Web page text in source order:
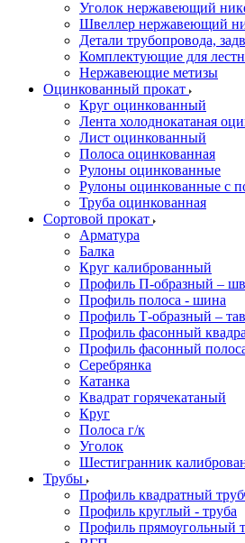
Уголок нержавеющий
Швеллер нержавеющий
Детали трубопровода,
Комплектующие для
Нержавеющие метизы
Оцинкованный прокат
Круг оцинкованный
Лента холоднокатаная
Лист оцинкованный
Полоса оцинкованная
Рулоны оцинкованные
Рулоны оцинкованные с
Труба оцинкованная
Сортовой прокат
Арматура
Балка
Круг калиброванный
Профиль П-образный –
Профиль полоса - шина
Профиль Т-образный –
Профиль фасонный
Профиль фасонный
Серебрянка
Катанка
Квадрат горячекатаный
Круг
Полоса г/к
Уголок
Шестигранник
Трубы
Профиль квадратный
Профиль круглый - труба
Профиль прямоугольный